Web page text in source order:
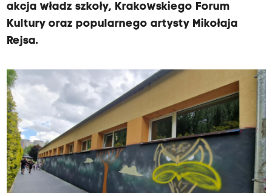
akcja władz szkoły, Krakowskiego Forum
Kultury oraz popularnego artysty Mikołaja
Rejsa.